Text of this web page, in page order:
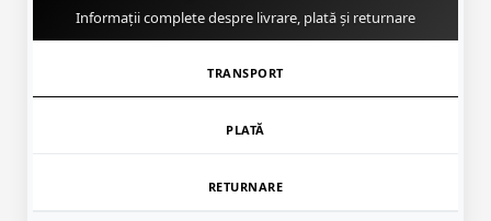
Informații complete despre livrare, plată și returnare
TRANSPORT
PLATĂ
RETURNARE